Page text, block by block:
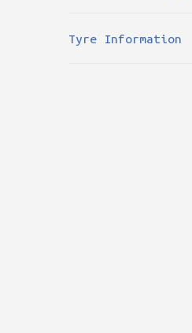
Tyre Information